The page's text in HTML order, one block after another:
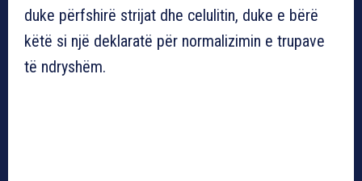
duke përfshirë strijat dhe celulitin, duke e bërë
këtë si një deklaratë për normalizimin e trupave
të ndryshëm.